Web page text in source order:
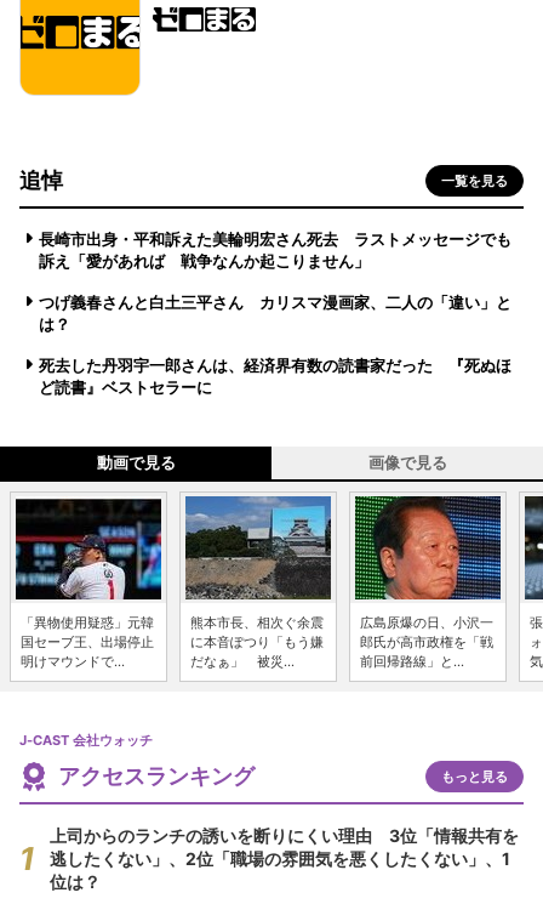
追悼 一覧を見る
長崎市出身・平和訴えた美輪明宏さん死去 ラストメッセージでも
訴え「愛があれば 戦争なんか起こりません」
つげ義春さんと白土三平さん カリスマ漫画家、二人の「違い」と
は？
死去した丹羽宇一郎さんは、経済界有数の読書家だった 『死ぬほ
ど読書』ベストセラーに
動画で見る 画像で見る
「異物使用疑惑」元韓
国セーブ王、出場停止
明けマウンドで...
熊本市長、相次ぐ余震
に本音ぽつり「もう嫌
だなぁ」 被災...
広島原爆の日、小沢一
郎氏が高市政権を「戦
前回帰路線」と...
J-CAST 会社ウォッチ
アクセスランキング もっと見る
上司からのランチの誘いを断りにくい理由 3位「情報共有を
逃したくない」、2位「職場の雰囲気を悪くしたくない」、1
位は？